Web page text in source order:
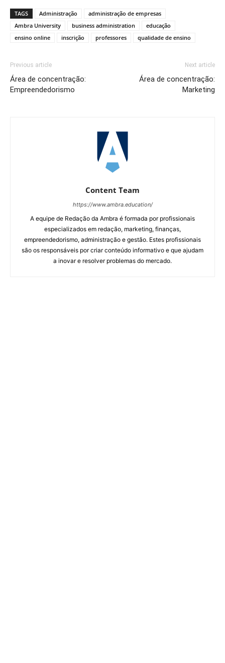
TAGS Administração
administração de empresas
Ambra University
business administration
educação
ensino online
inscrição professores qualidade de ensino
Previous article
Área de concentração:
Empreendedorismo
Next article
Área de concentração:
Marketing
Content Team
https://www.ambra.education/
A equipe de Redação da Ambra é formada por profissionais
especializados em redação, marketing, finanças,
empreendedorismo, administração e gestão. Estes profissionais
são os responsáveis por criar conteúdo informativo e que ajudam
a inovar e resolver problemas do mercado.